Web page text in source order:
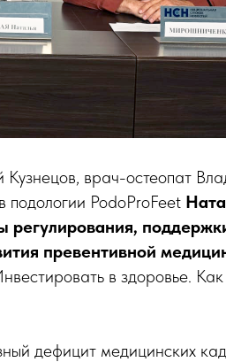
врач-остеопат
подологии PodoProFeet
регулирования,
превентивной
в здоровье. Как
дефицит медицинских